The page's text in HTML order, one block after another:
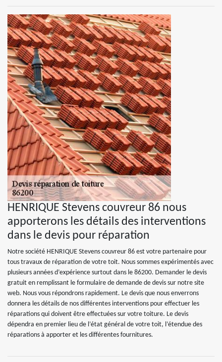
HENRIQUE Stevens couvreur 86 nous
apporterons les détails des interventions
dans le devis pour réparation
Notre société HENRIQUE Stevens couvreur 86 est votre partenaire pour
tous travaux de réparation de votre toit. Nous sommes expérimentés avec
plusieurs années d’expérience surtout dans le 86200. Demander le devis
gratuit en remplissant le formulaire de demande de devis sur notre site
web. Nous vous répondrons rapidement. Le devis que nous enverrons
donnera les détails de nos différentes interventions pour effectuer les
réparations qui doivent être effectuées sur votre toiture. Le devis
dépendra en premier lieu de l’état général de votre toit, l’étendue des
réparations à apporter et les différentes fournitures.